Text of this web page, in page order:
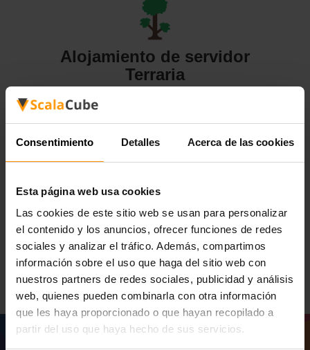
Consentimiento Detalles Acerca de las cookies
Esta página web usa cookies
Las cookies de este sitio web se usan para personalizar
el contenido y los anuncios, ofrecer funciones de redes
sociales y analizar el tráfico. Además, compartimos
información sobre el uso que haga del sitio web con
nuestros partners de redes sociales, publicidad y análisis
web, quienes pueden combinarla con otra información
que les haya proporcionado o que hayan recopilado a
partir del uso que haya hecho de sus servicios.
Alojamiento de servidor
Terraria
Valheim